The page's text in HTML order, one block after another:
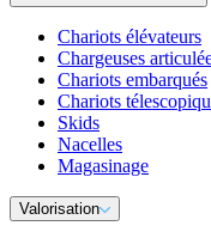
Chariots élévateurs
Chargeuses
Chariots embarqués
Chariots
Skids
Nacelles
Magasinage
Valorisation